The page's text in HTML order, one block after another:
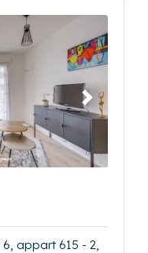
Suivant
appart 615 - 2,